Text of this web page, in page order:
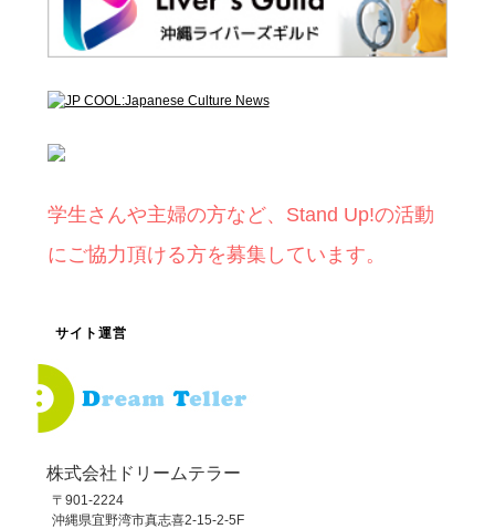
学生さんや主婦の方など、Stand Up!の活動
にご協力頂ける方を募集しています。
サイト運営
株式会社ドリームテラー
〒901-2224
沖縄県宜野湾市真志喜2-15-2-5F